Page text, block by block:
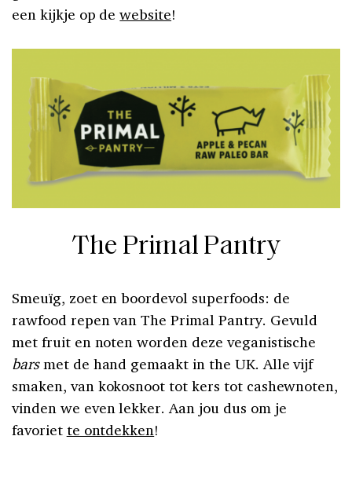
een kijkje op dewebsite!
The Primal Pantry
Smeuïg, zoet en boordevol superfoods: de
rawfood repen van The Primal Pantry. Gevuld
met fruit en noten worden deze veganistische
barsmet de hand gemaakt in the UK. Alle vijf
smaken, van kokosnoot tot kers tot cashewnoten,
vinden we even lekker. Aan jou dus om je
favoriet te ontdekken!